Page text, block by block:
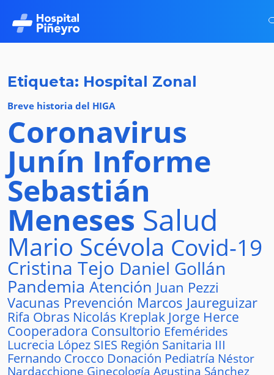
Etiqueta: Hospital Zonal
Breve historia del HIGA
Coronavirus
Junín Informe
Sebastián
Meneses Salud
Mario Scévola Covid-19
Cristina Tejo Daniel Gollán
Pandemia Atención Juan Pezzi
Vacunas Prevención Marcos Jaureguizar
Rifa Obras Nicolás Kreplak Jorge Herce
Cooperadora Consultorio Efemérides
Lucrecia López SIES Región Sanitaria III
Fernando Crocco Donación Pediatría Néstor
Nardacchione Ginecología Agustina Sánchez